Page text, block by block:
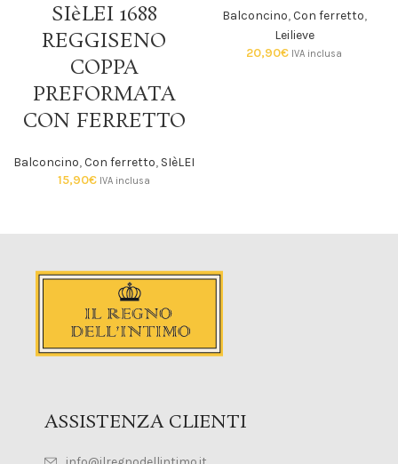
SIèLEI 1688
REGGISENO
COPPA
PREFORMATA
CON FERRETTO
Balconcino,Con ferretto, SIèLEI
15,90€ IVA inclusa
Balconcino,Con ferretto,
Leilieve
20,90€ IVA inclusa
ASSISTENZA CLIENTI